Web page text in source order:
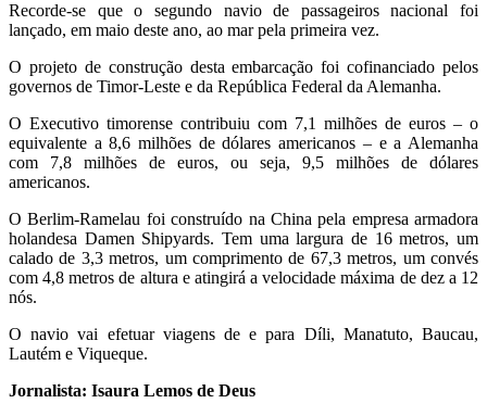
Recorde-se que o segundo navio de passageiros nacional foi
lançado, em maio deste ano, ao mar pela primeira vez.
O projeto de construção desta embarcação foi cofinanciado pelos
governos de Timor-Leste e da República Federal da Alemanha.
O Executivo timorense contribuiu com 7,1 milhões de euros – o
equivalente a 8,6 milhões de dólares americanos – e a Alemanha
com 7,8 milhões de euros, ou seja, 9,5 milhões de dólares
americanos.
O Berlim-Ramelau foi construído na China pela empresa armadora
holandesa Damen Shipyards. Tem uma largura de 16 metros, um
calado de 3,3 metros, um comprimento de 67,3 metros, um convés
com 4,8 metros de altura e atingirá a velocidade máxima de dez a 12
nós.
O navio vai efetuar viagens de e para Díli, Manatuto, Baucau,
Lautém e Viqueque.
Jornalista: Isaura Lemos de Deus